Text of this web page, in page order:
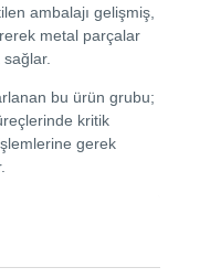
ambalajı gelişmiş,
metal parçalar
bu ürün grubu;
kritik
gerek